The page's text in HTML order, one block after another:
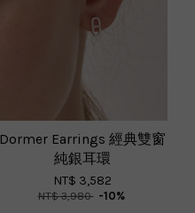
Dormer Earrings 經典雙窗
純銀耳環
NT$ 3,582
NT$ 3,980 -10%